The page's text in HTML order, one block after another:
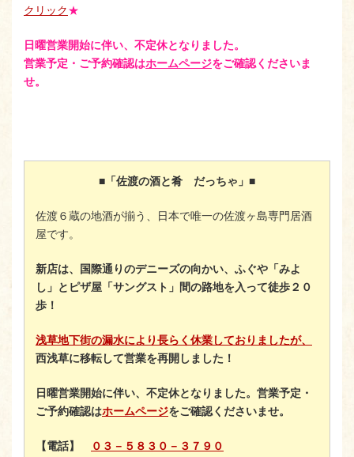
クリック★
日曜営業開始に伴い、不定休となりました。
営業予定・ご予約確認はホームページをご確認くださいま
せ。
■「佐渡の酒と肴 だっちゃ」■
佐渡６蔵の地酒が揃う、日本で唯一の佐渡ヶ島専門居酒
屋です。
新店は、国際通りのデニーズの向かい、ふぐや「みよ
し」とピザ屋「サングスト」間の路地を入って徒歩２０
歩！
浅草地下街の漏水により長らく休業しておりましたが、
西浅草に移転して営業を再開しました！
日曜営業開始に伴い、不定休となりました。営業予定・
ご予約確認はホームページをご確認くださいませ。
【電話】
０３－５８３０－３７９０